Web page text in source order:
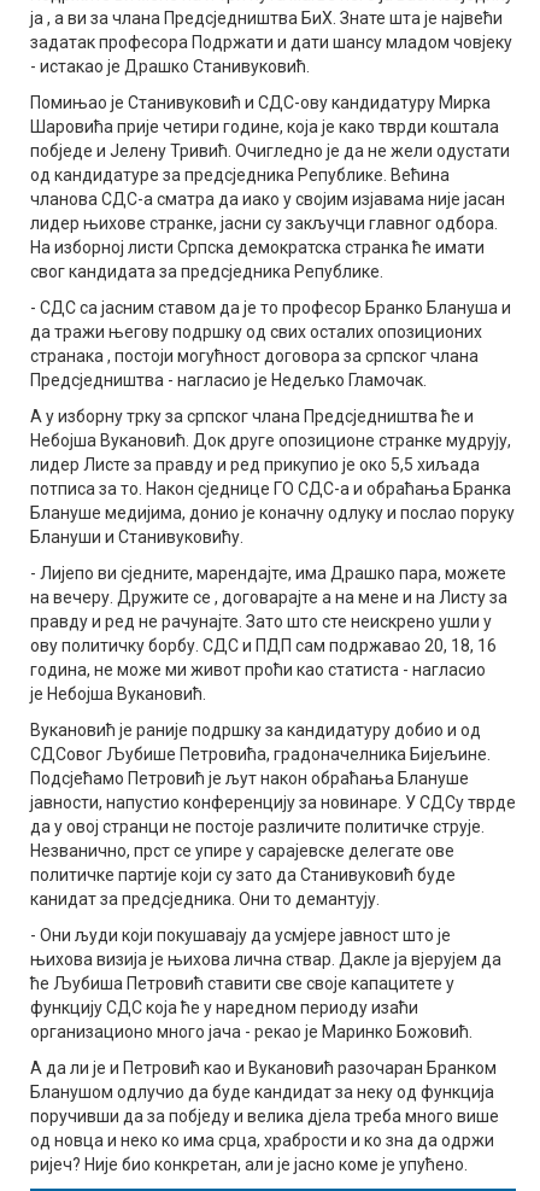
ја , а ви за члана Предсједништва БиХ. Знате шта је највећи
задатак професора Подржати и дати шансу младом човјеку
- истакао је Драшко Станивуковић.
Помињао је Станивуковић и СДС-ову кандидатуру Мирка
Шаровића прије четири године, која је како тврди коштала
побједе и Јелену Тривић. Очигледно је да не жели одустати
од кандидатуре за предсједника Републике. Већина
чланова СДС-а сматра да иако у својим изјавама није јасан
лидер њихове странке, јасни су закључци главног одбора.
На изборној листи Српска демократска странка ће имати
свог кандидата за предсједника Републике.
- СДС са јасним ставом да је то професор Бранко Блануша и
да тражи његову подршку од свих осталих опозиционих
странака , постоји могућност договора за српског члана
Предсједништва - нагласио је Недељко Гламочак.
А у изборну трку за српског члана Предсједништва ће и
Небојша Вукановић. Док друге опозиционе странке мудрују,
лидер Листе за правду и ред прикупио је око 5,5 хиљада
потписа за то. Након сједнице ГО СДС-а и обраћања Бранка
Блануше медијима, донио је коначну одлуку и послао поруку
Блануши и Станивуковићу.
- Лијепо ви сједните, марендајте, има Драшко пара, можете
на вечеру. Дружите се , договарајте а на мене и на Листу за
правду и ред не рачунајте. Зато што сте неискрено ушли у
ову политичку борбу. СДС и ПДП сам подржавао 20, 18, 16
година, не може ми живот проћи као статиста - нагласио
је Небојша Вукановић.
Вукановић је раније подршку за кандидатуру добио и од
СДСовог Љубише Петровића, градоначелника Бијељине.
Подсјећамо Петровић је љут након обраћања Блануше
јавности, напустио конференцију за новинаре. У СДСу тврде
да у овој странци не постоје различите политичке струје.
Незванично, прст се упире у сарајевске делегате ове
политичке партије који су зато да Станивуковић буде
канидат за предсједника. Они то демантују.
- Они људи који покушавају да усмјере јавност што је
њихова визија је њихова лична ствар. Дакле ја вјерујем да
ће Љубиша Петровић ставити све своје капацитете у
функцију СДС која ће у наредном периоду изаћи
организационо много јача - рекао је Маринко Божовић.
А да ли је и Петровић као и Вукановић разочаран Бранком
Бланушом одлучио да буде кандидат за неку од функција
поручивши да за побједу и велика дјела треба много више
од новца и неко ко има срца, храбрости и ко зна да одржи
ријеч? Није био конкретан, али је јасно коме је упућено.